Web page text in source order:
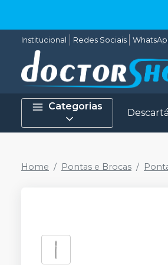
Institucional Redes Sociais
Categorias
Home Pontas e Brocas